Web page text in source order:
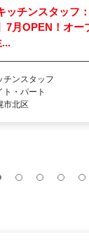
ッチンスタッフ
7月OPEN！オー
チンスタッフ
ト・パート
市北区